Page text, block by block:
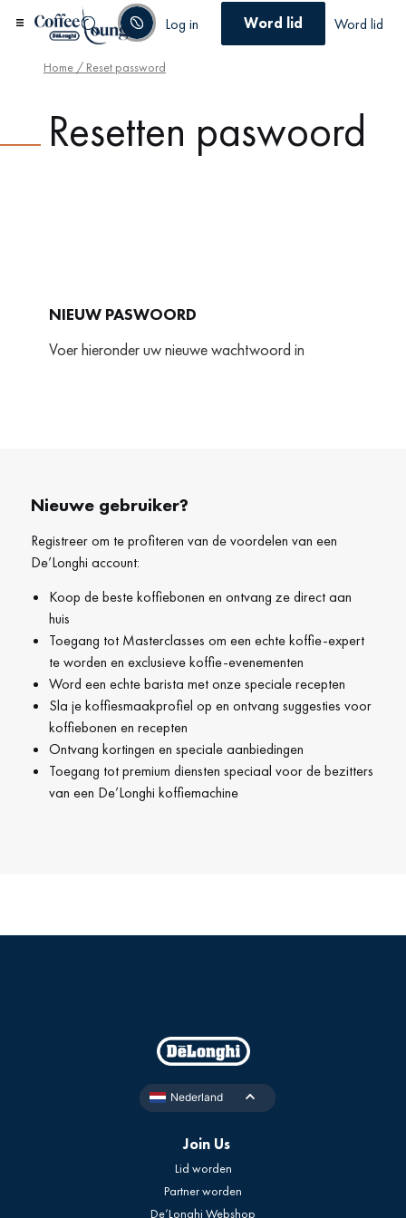
Log in Word lid Word lid
Home / Reset password
Resetten paswoord
NIEUW PASWOORD
Voer hieronder uw nieuwe wachtwoord in
Nieuwe gebruiker?
Registreer om te profiteren van de voordelen van een
De’Longhi account:
Koop de beste koffiebonen en ontvang ze direct aan
huis
Toegang tot Masterclasses om een echte koffie-expert
te worden en exclusieve koffie-evenementen
Word een echte barista met onze speciale recepten
Sla je koffiesmaakprofiel op en ontvang suggesties voor
koffiebonen en recepten
Ontvang kortingen en speciale aanbiedingen
Toegang tot premium diensten speciaal voor de bezitters
van een De’Longhi koffiemachine
Nederland
Join Us
Lid worden
Partner worden
De’Longhi Webshop